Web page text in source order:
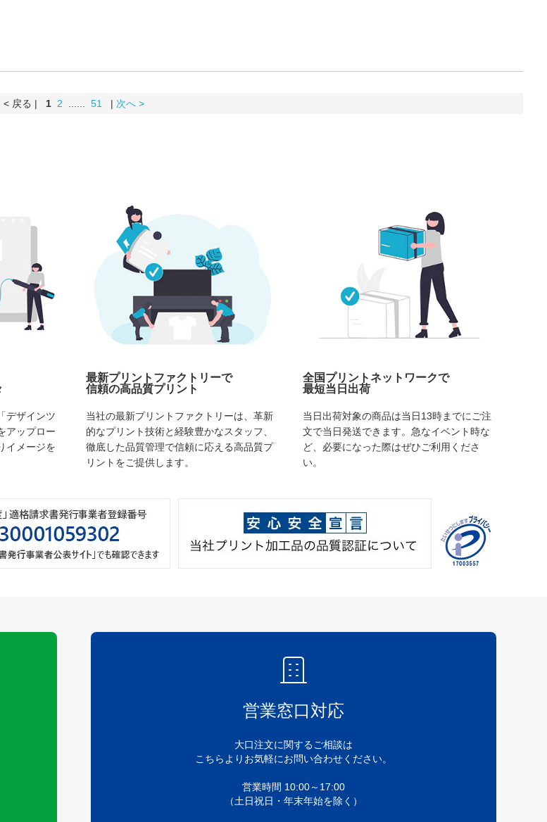
< 戻る | 1 2 51 | 次へ >
デザインツ
アップロー
イメージを
最新プリントファクトリーで
信頼の高品質プリント
当社の最新プリントファクトリーは、革新
的なプリント技術と経験豊かなスタッフ、
徹底した品質管理で信頼に応える高品質プ
リントをご提供します。
全国プリントネットワークで
最短当日出荷
当日出荷対象の商品は当日13時までにご注
文で当日発送できます。急なイベント時な
ど、必要になった際はぜひご利用くださ
い。
営業窓口対応
大口注文に関するご相談は
こちらよりお気軽にお問い合わせください。
営業時間 10:00～17:00
（土日祝日・年末年始を除く）